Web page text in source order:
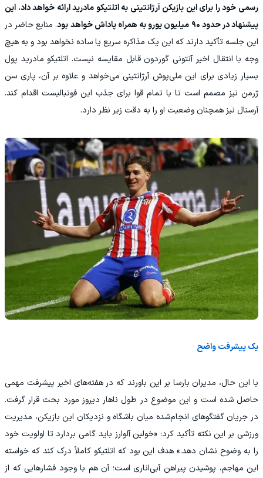
رسمی خود را برای این بازیکن آرژانتینی به اتلتیکو مادرید ارائه خواهد داد. این
پیشنهاد در حدود ۹۰ میلیون یورو به همراه پاداش خواهد بود
. منابع حاضر در
این جلسه تأکید دارند که این یک مذاکره سریع یا ساده نخواهد بود و به هیچ
وجه با انتقال اخیر آنتونی گوردون قابل مقایسه نیست. اتلتیکو مادرید پول
بسیار زیادی برای این ملی‌پوش آرژانتینی می‌خواهد و علاوه بر آن، پاری سن
ژرمن نیز مصمم است تا با تمام قوا برای جذب این فوتبالیست اقدام کند.
آرسنال نیز همچنان وضعیت او را به دقت زیر نظر دارد.
یک پیشرفت واضح
با این حال، مدیران بارسا بر این باورند که در هفته‌های اخیر پیشرفت مهمی
حاصل شده است و این موضوع در طول ناهار دیروز مورد بحث قرار گرفت.
در جریان گفتگوهای انجام‌شده میان باشگاه و نزدیکان این بازیکن، مدیریت
ورزشی بر این نکته تأکید کرد: «خولین آلوارز باید گامی بردارد تا اولویت خود
را به وضوح نشان دهد.» هدف این بود که اتلتیکو کاملاً درک کند که خواسته
این مهاجم، پوشیدن پیراهن آبی‌اناری است؛ آن هم با وجود فشارهایی که از